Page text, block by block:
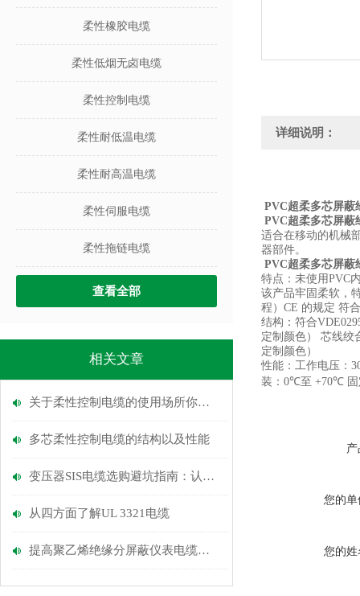
柔性橡胶电缆
柔性低烟无卤电缆
柔性控制电缆
柔性耐低温电缆
柔性耐高温电缆
柔性伺服电缆
柔性拖链电缆
查看全部
相关文章
关于柔性控制电缆的使用场所你知道多少？
多芯柔性控制电缆的​结构以及​性能
变压器SIS电缆选购避坑指南：认准安耐特，拒绝绝缘层开裂与老化隐患
从四方面了解UL 3321电缆
提高聚乙烯绝缘分屏蔽仪表电缆安全性的措施
详细说明：
PVC超柔多芯屏蔽
PVC超柔多芯屏蔽
适合在移动的机械
器部件。
PVC超柔多芯屏蔽
特点： 未使用PVC
该产品牢固柔软，
程）CE 的规定 符
结构： 符合
定制颜色） 芯线绞
定制颜色）
性能： 工作电压：
装：0℃至 +70℃
您的单
您的姓